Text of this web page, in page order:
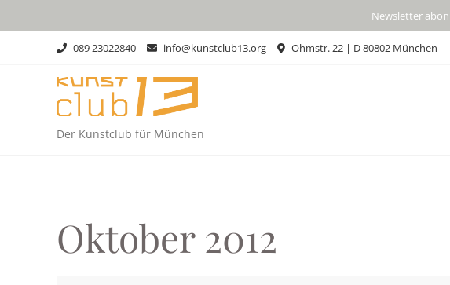
Newsletter
089 23022840 info@kunstclub13.org Ohmstr. 22 | D 80802 München
Der Kunstclub für München
Oktober 2012